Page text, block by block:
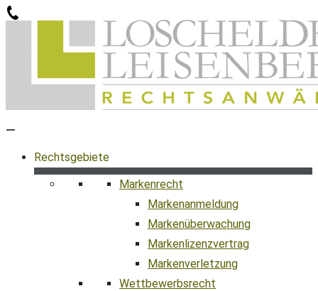
Zum
Rechtsgebiete
Markenrecht
Markenanmeldung
Markenüberwachung
Markenlizenzvertrag
Markenverletzung
Wettbewerbsrecht